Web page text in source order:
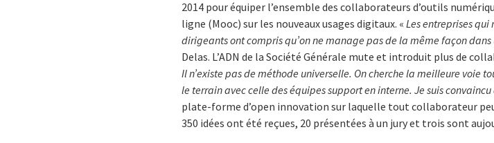
2014 pour équiper l’ensemble des collaborateurs d’outils
ligne (Mooc) sur les nouveaux usages digitaux. «Les entreprises qui
dirigeants ont compris qu’on ne manage pas de la même façon
Delas. L’ADN de la Société Générale mute et introduit plus de
Il n’existe pas de méthode universelle. On cherche la meilleure voie
le terrain avec celle des équipes support en interne. Je suis
plate-forme d’open innovation sur laquelle tout collaborateur
350 idées ont été reçues, 20 présentées à un jury et trois sont